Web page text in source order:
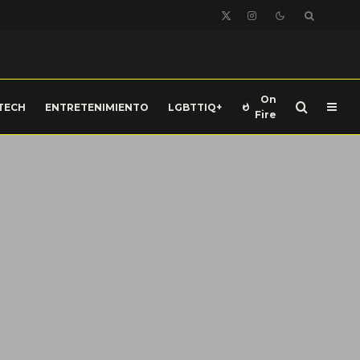
ENTRETENIMIENTO LGBTTIQ+
On
Fire